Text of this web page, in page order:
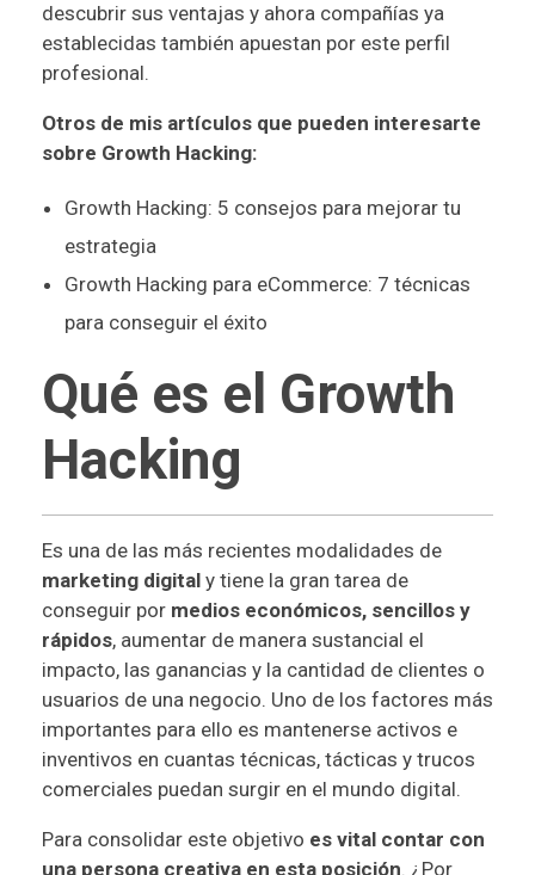
descubrir sus ventajas y ahora compañías ya
establecidas también apuestan por este perfil
profesional.
Otros de mis artículos que pueden interesarte
sobre Growth Hacking:
Growth Hacking: 5 consejos para mejorar tu
estrategia
Growth Hacking para eCommerce: 7 técnicas
para conseguir el éxito
Qué es el Growth
Hacking
Es una de las más recientes modalidades de
marketing digital y tiene la gran tarea de
conseguir por medios económicos, sencillos y
rápidos, aumentar de manera sustancial el
impacto, las ganancias y la cantidad de clientes o
usuarios de una negocio. Uno de los factores más
importantes para ello es mantenerse activos e
inventivos en cuantas técnicas, tácticas y trucos
comerciales puedan surgir en el mundo digital.
Para consolidar este objetivo es vital contar con
una persona creativa en esta posición. ¿Por